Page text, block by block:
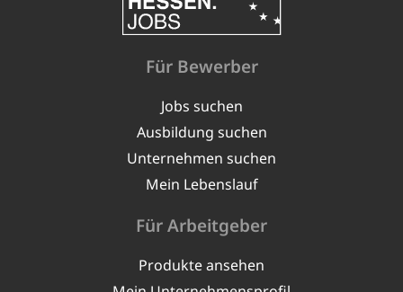
Für Bewerber
Jobs suchen
Ausbildung suchen
Unternehmen suchen
Mein Lebenslauf
Für Arbeitgeber
Produkte ansehen